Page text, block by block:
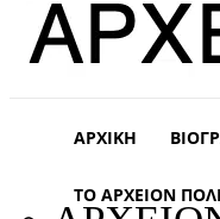
ΑΡΧΙΚΉ
ΤΟ ΑΡΧΕΊΟΝ